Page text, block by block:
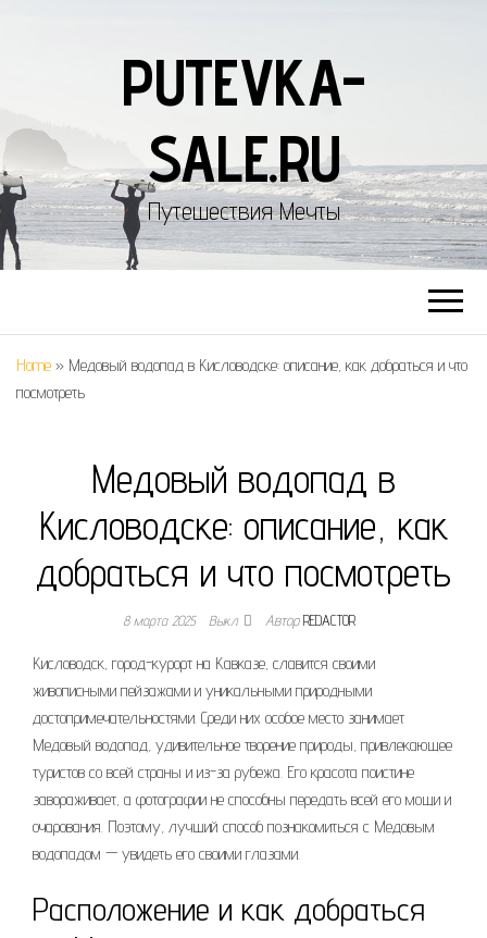
PUTEVKA-
SALE.RU
Путешествия Мечты
Home » Медовый водопад в Кисловодске: описание, как добраться и что
посмотреть
Медовый водопад в
Кисловодске: описание, как
добраться и что посмотреть
8 марта 2025 Выкл. АвторREDACTOR
Кисловодск, город-курорт на Кавказе, славится своими
живописными пейзажами и уникальными природными
достопримечательностями. Среди них особое место занимает
Медовый водопад, удивительное творение природы, привлекающее
туристов со всей страны и из-за рубежа. Его красота поистине
завораживает, а фотографии не способны передать всей его мощи и
очарования. Поэтому, лучший способ познакомиться с Медовым
водопадом — увидеть его своими глазами.
Расположение и как добраться